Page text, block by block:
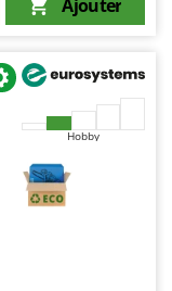
Ajouter
Hobby